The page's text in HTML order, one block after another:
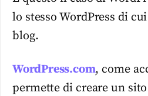
lo stesso WordPress di
blog.
WordPress.com, come
permette di creare un